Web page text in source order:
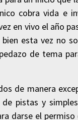
cobra vida e
en vivo el año
esta vez no
de tema
de manera
pistas y
darse el